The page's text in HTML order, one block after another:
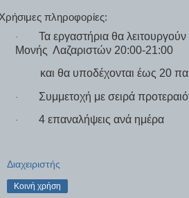
πληροφορίες:
·
Τα εργαστήρια θα
Μονής Λαζαριστών 20:00-21:00
και θα υποδέχονται έως 20
· Συμμετοχή με σειρά
· 4 επαναλήψεις ανά ημέρα
Διαχειριστής
Κοινή χρήση